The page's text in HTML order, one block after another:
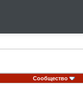
Сообщество